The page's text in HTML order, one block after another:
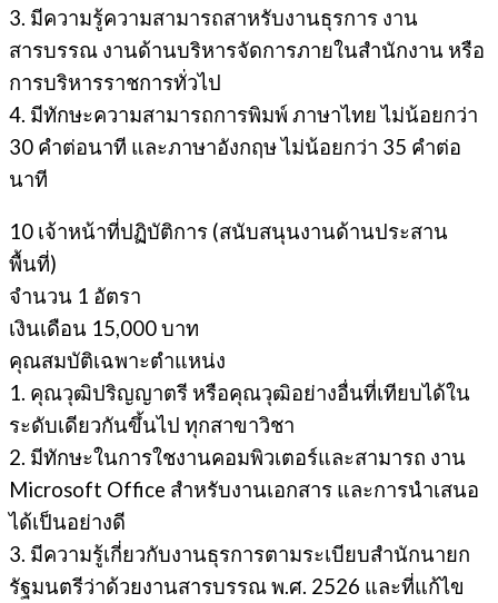
3. มีความรู้ความสามารถสาหรับงานธุรการ งาน
สารบรรณ งานด้านบริหารจัดการภายในสํานักงาน หรือ
การบริหารราชการทั่วไป
4. มีทักษะความสามารถการพิมพ์ ภาษาไทย ไม่น้อยกว่า
30 คำต่อนาที และภาษาอังกฤษ ไม่น้อยกว่า 35 คำต่อ
นาที
10 เจ้าหน้าที่ปฏิบัติการ (สนับสนุนงานด้านประสาน
พื้นที่)
จํานวน 1 อัตรา
เงินเดือน 15,000 บาท
คุณสมบัติเฉพาะตำแหน่ง
1. คุณวุฒิปริญญาตรี หรือคุณวุฒิอย่างอื่นที่เทียบได้ใน
ระดับเดียวกันขึ้นไป ทุกสาขาวิชา
2. มีทักษะในการใชงานคอมพิวเตอร์และสามารถ งาน
Microsoft Office สําหรับงานเอกสาร และการนําเสนอ
ได้เป็นอย่างดี
3. มีความรู้เกี่ยวกับงานธุรการตามระเบียบสํานักนายก
รัฐมนตรีว่าด้วยงานสารบรรณ พ.ศ. 2526 และที่แก้ไข